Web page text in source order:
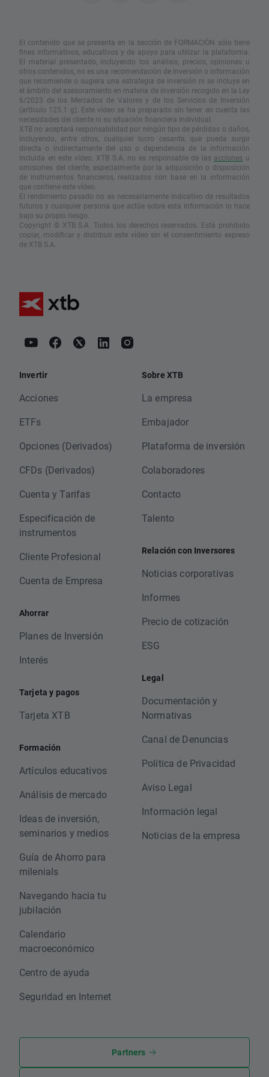
El contenido que se presenta en la sección de FORMACIÓN sólo tiene
fines informativos, educativos y de apoyo para utilizar la plataforma.
El material presentado, incluyendo los análisis, precios, opiniones u
otros contenidos, no es una recomendación de inversión o información
que recomiende o sugiera una estrategia de inversión ni se incluye en
el ámbito del asesoramiento en materia de inversión recogido en la Ley
6/2023 de los Mercados de Valores y de los Servicios de Inversión
(artículo 125.1 g). Este vídeo se ha preparado sin tener en cuenta las
necesidades del cliente ni su situación financiera individual.
XTB no aceptará responsabilidad por ningún tipo de pérdidas o daños,
incluyendo, entre otros, cualquier lucro cesante, que pueda surgir
directa o indirectamente del uso o dependencia de la información
incluida en este vídeo. XTB S.A. no es responsable de las acciones u
omisiones del cliente, especialmente por la adquisición o disposición
de instrumentos financieros, realizados con base en la información
que contiene este vídeo.
El rendimiento pasado no es necesariamente indicativo de resultados
futuros y cualquier persona que actúe sobre esta información lo hace
bajo su propio riesgo.
Copyright © XTB S.A. Todos los derechos reservados. Está prohibido
copiar, modificar y distribuir este vídeo sin el consentimiento expreso
de XTB S.A.
Invertir
Acciones
ETFs
Opciones (Derivados)
CFDs (Derivados)
Cuenta y Tarifas
Especificación de
instrumentos
Cliente Profesional
Cuenta de Empresa
Ahorrar
Planes de Inversión
Interés
Tarjeta y pagos
Tarjeta XTB
Formación
Artículos educativos
Análisis de mercado
Ideas de inversión,
seminarios y medios
Guía de Ahorro para
milenials
Navegando hacia tu
jubilación
Calendario
macroeconómico
Centro de ayuda
Seguridad en Internet
Sobre XTB
La empresa
Embajador
Plataforma de inversión
Colaboradores
Contacto
Talento
Relación con Inversores
Noticias corporativas
Informes
Precio de cotización
ESG
Legal
Documentación y
Normativas
Canal de Denuncias
Política de Privacidad
Aviso Legal
Información legal
Noticias de la empresa
Partners